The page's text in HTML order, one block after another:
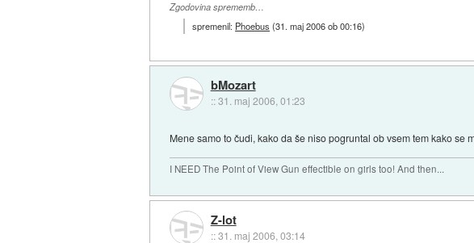
Zgodovina sprememb…
spremenil: Phoebus (31. maj 2006 ob 00:16)
bMozart
::31. maj 2006, 01:23
Mene samo to čudi, kako da še niso pogruntal ob vsem tem kako
I NEED The Point of View Gun effectible on girls too! And then...
Z-lot
::31. maj 2006, 03:14